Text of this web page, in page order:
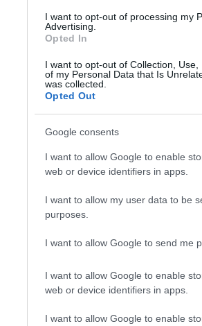
I want to opt-out of processing my
Advertising.
Opted In
I want to opt-out of Collection,
of my Personal Data that Is
was collected.
Opted Out
Google consents
I want to allow Google to enable
web or device identifiers in apps.
I want to allow my user data to be
purposes.
I want to allow Google to send me
I want to allow Google to enable
web or device identifiers in apps.
I want to allow Google to enable
valamikor 1979-1980 körülről: